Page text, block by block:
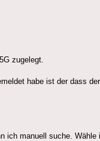
zugelegt.
habe ist der dass
ich manuell suche.